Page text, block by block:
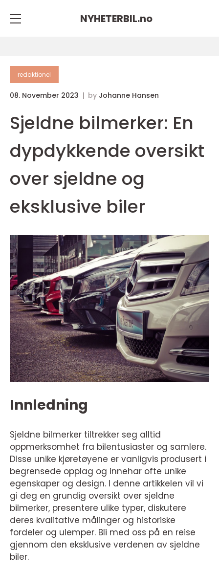
NYHETERBIL.no
redaktionel
08. November 2023 by Johanne Hansen
Sjeldne bilmerker: En
dypdykkende oversikt
over sjeldne og
eksklusive biler
Innledning
Sjeldne bilmerker tiltrekker seg alltid
oppmerksomhet fra bilentusiaster og samlere.
Disse unike kjøretøyene er vanligvis produsert i
begrensede opplag og innehar ofte unike
egenskaper og design. I denne artikkelen vil vi
gi deg en grundig oversikt over sjeldne
bilmerker, presentere ulike typer, diskutere
deres kvalitative målinger og historiske
fordeler og ulemper. Bli med oss på en reise
gjennom den eksklusive verdenen av sjeldne
biler.